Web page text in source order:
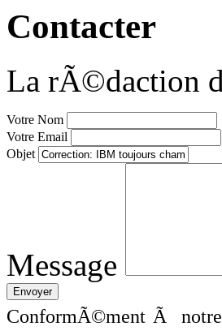
Contacter
La rÃ©daction
Votre Nom
Votre Email
Objet
Message
ConformÃ©ment Ã